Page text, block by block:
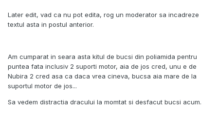
Later edit, vad ca nu pot edita, rog un moderator sa incadreze
textul asta in postul anterior.
Am cumparat in seara asta kitul de bucsi din poliamida pentru
puntea fata inclusiv 2 suporti motor, aia de jos cred, unu e de
Nubira 2 cred asa ca daca vrea cineva, bucsa aia mare de la
suportul motor de jos...
Sa vedem distractia dracului la momtat si desfacut bucsi acum.